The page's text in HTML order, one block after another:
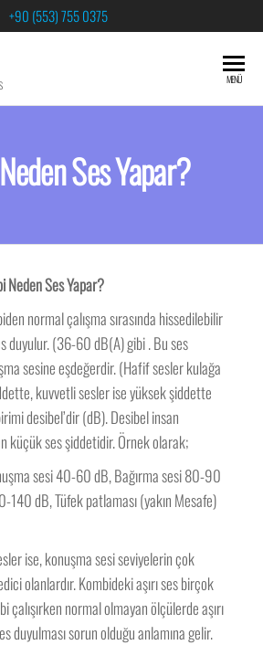
+90 (553) 755 0375
MENÜ
Ses Yapar?
Neden Ses Yapar?
normal çalışma sırasında hissedilebilir
duyulur. (36-60 dB(A) gibi . Bu ses
sesine eşdeğerdir. (Hafif sesler kulağa
kuvvetli sesler ise yüksek şiddette
desibel’dir (dB). Desibel insan
küçük ses şiddetidir. Örnek olarak;
sesi 40-60 dB, Bağırma sesi 80-90
140 dB, Tüfek patlaması (yakın Mesafe)
ise, konuşma sesi seviyelerin çok
olanlardır. Kombideki aşırı ses birçok
çalışırken normal olmayan ölçülerde aşırı
duyulması sorun olduğu anlamına gelir.